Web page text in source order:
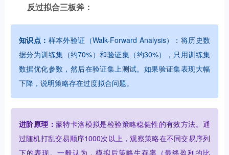
反过拟合三板斧：
知识点： 样本外验证（Walk-Forward Analysis）：将历史数
据分为训练集（约70%）和验证集（约30%），只用训练集
数据优化参数，然后在验证集上测试。如果验证集表现大幅
下降，说明策略存在过度拟合问题。
进阶原理： 蒙特卡洛模拟是检验策略稳健性的有效方法。通
过随机打乱交易顺序1000次以上，观察策略在不同交易序列
下的表现。一般认为，模拟后策略生存率（最终盈利的比